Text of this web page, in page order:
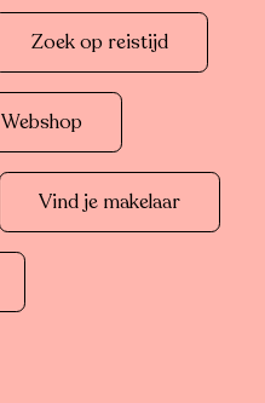
Zoek op reistijd
Webshop
Vind je makelaar